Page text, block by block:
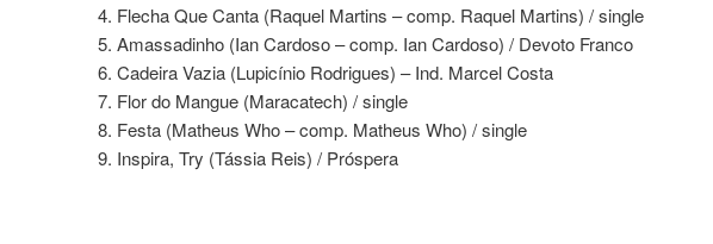
4. Flecha Que Canta (Raquel Martins – comp. Raquel Martins) / single
5. Amassadinho (Ian Cardoso – comp. Ian Cardoso) / Devoto Franco
6. Cadeira Vazia (Lupicínio Rodrigues) – Ind. Marcel Costa
7. Flor do Mangue (Maracatech) / single
8. Festa (Matheus Who – comp. Matheus Who) / single
9. Inspira, Try (Tássia Reis) / Próspera